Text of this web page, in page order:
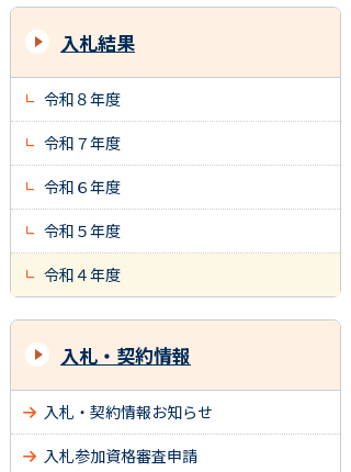
入札結果
令和８年度
令和７年度
令和６年度
令和５年度
令和４年度
入札・契約情報
入札・契約情報お知らせ
入札参加資格審査申請